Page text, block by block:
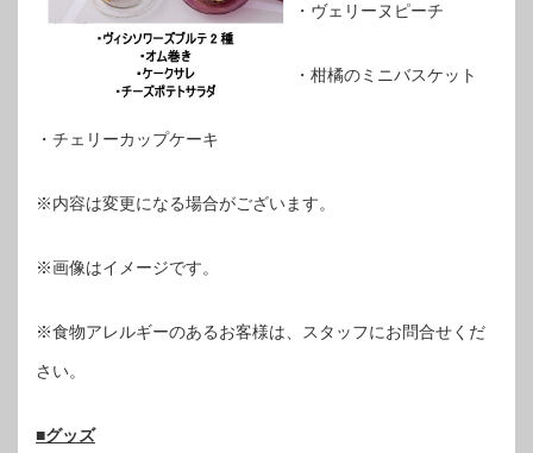
・ヴェリーヌピーチ
・柑橘のミニバスケット
・チェリーカップケーキ
※内容は変更になる場合がございます。
※画像はイメージです。
※食物アレルギーのあるお客様は、スタッフにお問合せくだ
さい。
■グッズ